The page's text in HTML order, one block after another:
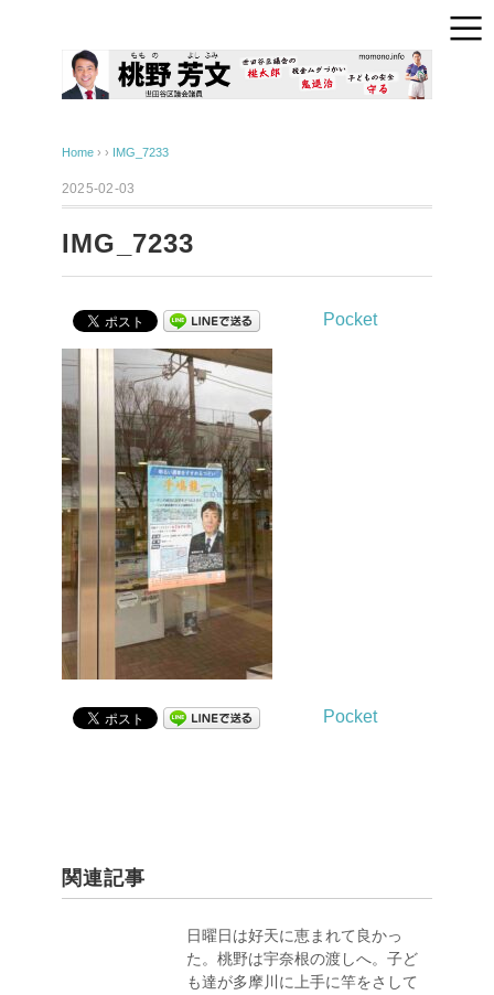
Home › › IMG_7233
2025-02-03
IMG_7233
Pocket
Pocket
関連記事
日曜日は好天に恵まれて良かっ
た。桃野は宇奈根の渡しへ。子ど
も達が多摩川に上手に竿をさして